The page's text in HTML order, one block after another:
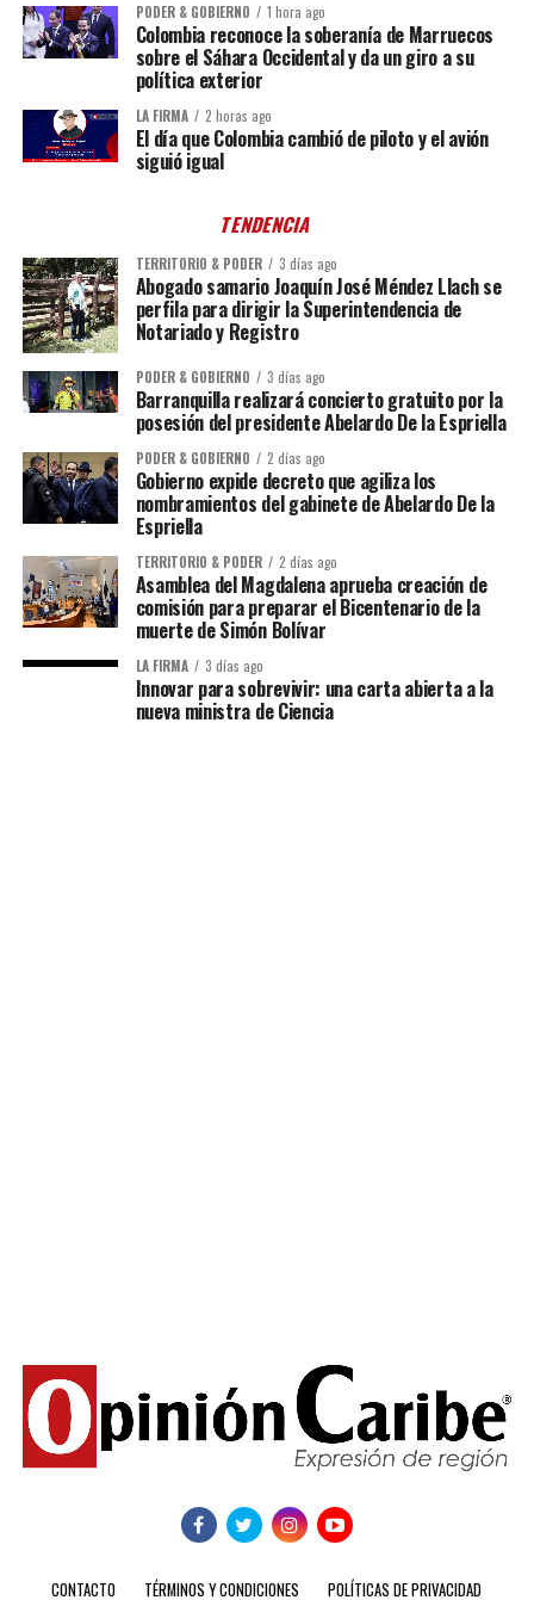
PODER & GOBIERNO 1 hora ago
Colombia reconoce la soberanía de Marruecos
sobre el Sáhara Occidental y da un giro a su
política exterior
LA FIRMA 2 horas ago
El día que Colombia cambió de piloto y el avión
siguió igual
TENDENCIA
TERRITORIO & PODER 3 días ago
Abogado samario Joaquín José Méndez Llach se
perfila para dirigir la Superintendencia de
Notariado y Registro
PODER & GOBIERNO 3 días ago
Barranquilla realizará concierto gratuito por la
posesión del presidente Abelardo De la Espriella
PODER & GOBIERNO 2 días ago
Gobierno expide decreto que agiliza los
nombramientos del gabinete de Abelardo De la
Espriella
TERRITORIO & PODER 2 días ago
Asamblea del Magdalena aprueba creación de
comisión para preparar el Bicentenario de la
muerte de Simón Bolívar
LA FIRMA 3 días ago
Innovar para sobrevivir: una carta abierta a la
nueva ministra de Ciencia
CONTACTO TÉRMINOS Y CONDICIONES POLÍTICAS DE PRIVACIDAD